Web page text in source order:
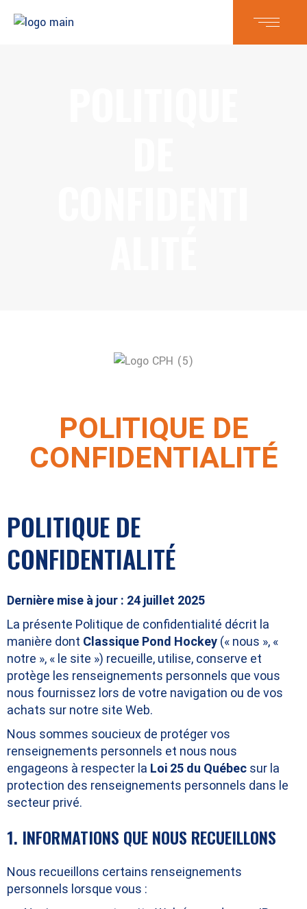
POLITIQUE DE
CONFIDENTIALITÉ
POLITIQUE DE
CONFIDENTIALITÉ
Dernière mise à jour : 24 juillet 2025
La présente Politique de confidentialité décrit la
manière dont Classique Pond Hockey (« nous », «
notre », « le site ») recueille, utilise, conserve et
protège les renseignements personnels que vous
nous fournissez lors de votre navigation ou de vos
achats sur notre site Web.
Nous sommes soucieux de protéger vos
renseignements personnels et nous nous
engageons à respecter la Loi 25 du Québec sur la
protection des renseignements personnels dans le
secteur privé.
1. INFORMATIONS QUE NOUS RECUEILLONS
Nous recueillons certains renseignements
personnels lorsque vous :